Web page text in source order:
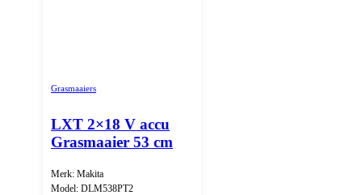
Grasmaaiers
LXT 2×18 V accu
Grasmaaier 53 cm
Merk: Makita
Model: DLM538PT2